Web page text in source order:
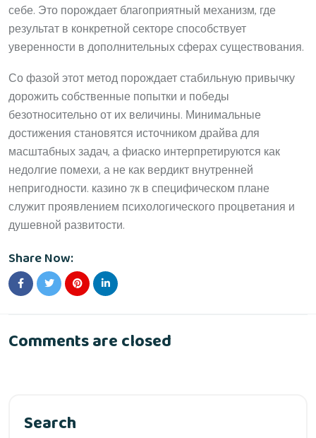
себе. Это порождает благоприятный механизм, где
результат в конкретной секторе способствует
уверенности в дополнительных сферах существования.
Со фазой этот метод порождает стабильную привычку
дорожить собственные попытки и победы
безотносительно от их величины. Минимальные
достижения становятся источником драйва для
масштабных задач, а фиаско интерпретируются как
недолгие помехи, а не как вердикт внутренней
непригодности. казино 7к в специфическом плане
служит проявлением психологического процветания и
душевной развитости.
Share Now:
Comments are closed
Search